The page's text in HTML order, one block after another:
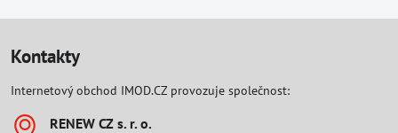
Kontakty
Internetový obchod IMOD.CZ provozuje společnost:
RENEW CZ s​. r​. o​.